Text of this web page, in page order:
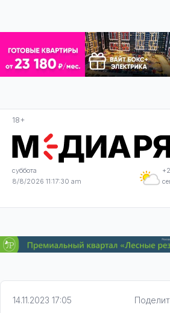
18+
суббота
8/8/2026 11:17:30 am
14.11.2023 17:05